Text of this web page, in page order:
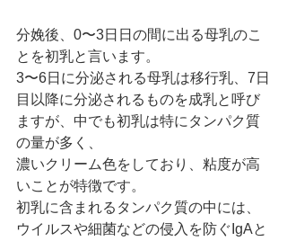
分娩後、0〜3日日の間に出る母乳のこ
とを初乳と言います。
3〜6日に分泌される母乳は移行乳、7日
目以降に分泌されるものを成乳と呼び
ますが、中でも初乳は特にタンパク質
の量が多く、
濃いクリーム色をしており、粘度が高
いことが特徴です。
初乳に含まれるタンパク質の中には、
ウイルスや細菌などの侵入を防ぐIgAと